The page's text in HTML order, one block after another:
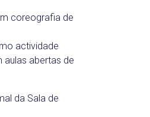
coreografia de
actividade
aulas abertas de
da Sala de